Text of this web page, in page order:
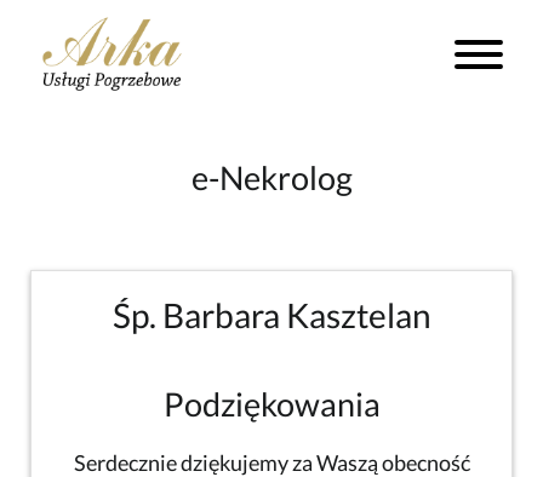
e-Nekrolog
Śp. Barbara Kasztelan
Podziękowania
Serdecznie dziękujemy za Waszą obecność